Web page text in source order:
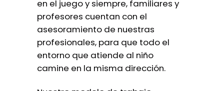
en el juego y siempre, familiares y
profesores cuentan con el
asesoramiento de nuestras
profesionales, para que todo el
entorno que atiende al niño
camine en la misma dirección.